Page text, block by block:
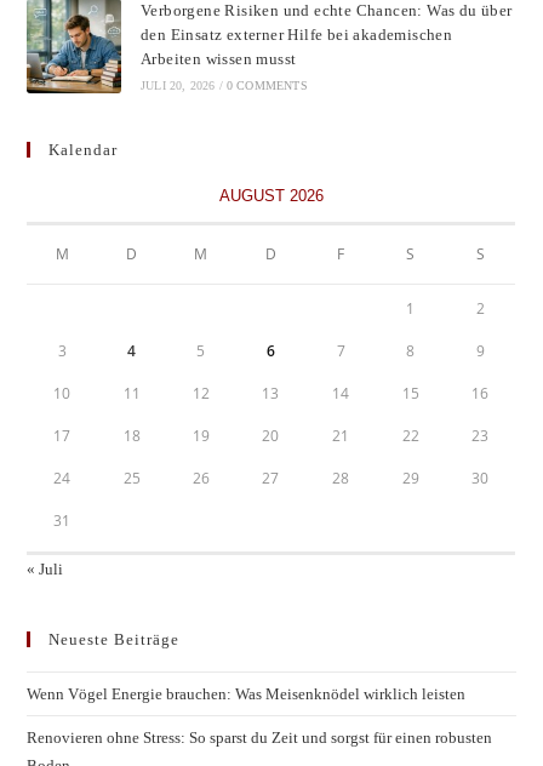
Verborgene Risiken und echte Chancen: Was du über
den Einsatz externer Hilfe bei akademischen
Arbeiten wissen musst
JULI 20, 2026 / 0 COMMENTS
Kalendar
AUGUST 2026
M D M D F S S
1 2
3 4 5 6 7 8 9
10 11 12 13 14 15 16
17 18 19 20 21 22 23
24 25 26 27 28 29 30
31
« Juli
Neueste Beiträge
Wenn Vögel Energie brauchen: Was Meisenknödel wirklich leisten
Renovieren ohne Stress: So sparst du Zeit und sorgst für einen robusten